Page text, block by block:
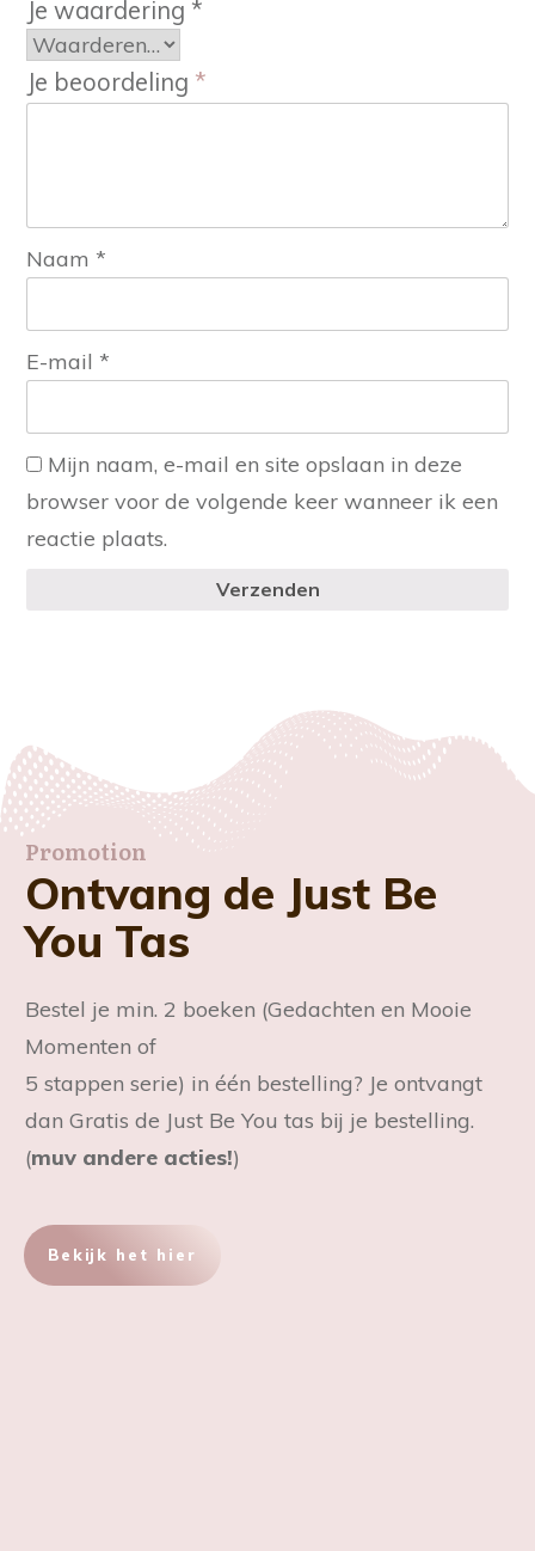
Je waardering *
Je beoordeling *
Naam *
E-mail *
Mijn naam, e-mail en site opslaan in deze
browser voor de volgende keer wanneer ik een
reactie plaats.
Verzenden
Promotion
Ontvang de Just Be
You Tas
Bestel je min. 2 boeken (Gedachten en Mooie
Momenten of
5 stappen serie) in één bestelling? Je ontvangt
dan Gratis de Just Be You tas bij je bestelling.
(muv andere acties!)
Bekijk het hier